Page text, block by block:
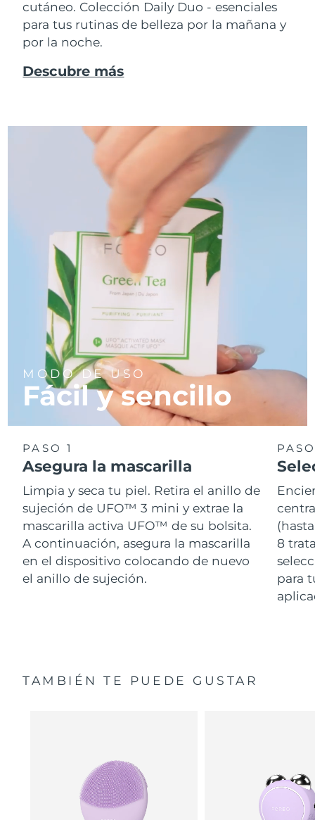
cutáneo. Colección Daily Duo - esenciales
para tus rutinas de belleza por la mañana y
por la noche.
Descubre más
MODO DE USO
Fácil y sencillo
PASO 1
Asegura la mascarilla
Limpia y seca tu piel. Retira el anillo de
sujeción de UFO™ 3 mini y extrae la
mascarilla activa UFO™ de su bolsita.
A continuación, asegura la mascarilla
en el dispositivo colocando de nuevo
el anillo de sujeción.
8
para
TAMBIÉN TE PUEDE GUSTAR